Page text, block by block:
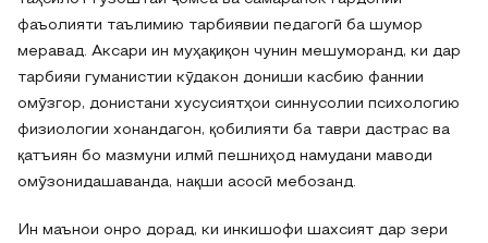
фаъолияти таълимию тарбиявии педагогӣ ба шумор
меравад. Аксари ин муҳақиқон чунин мешуморанд, ки дар
тарбияи гуманистии кӯдакон дониши касбию фаннии
омӯзгор, донистани хусусиятҳои синнусолии психологию
физиологии хонандагон, қобилияти ба таври дастрас ва
қатъиян бо мазмуни илмӣ пешниҳод намудани маводи
омӯзонидашаванда, нақши асосӣ мебозанд.
Ин маънои онро дорад, ки инкишофи шахсият дар зери